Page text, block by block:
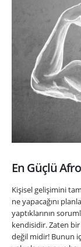
En Güçlü
Kişisel gelişimini
ne yapacağını
yaptıklarının
kendisidir. Zaten bir
değil midir! Bunun